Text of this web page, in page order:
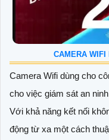
CAMERA WIFI
Camera Wifi dùng cho
cho việc giám sát an
Với khả năng kết nối
động từ xa một cách